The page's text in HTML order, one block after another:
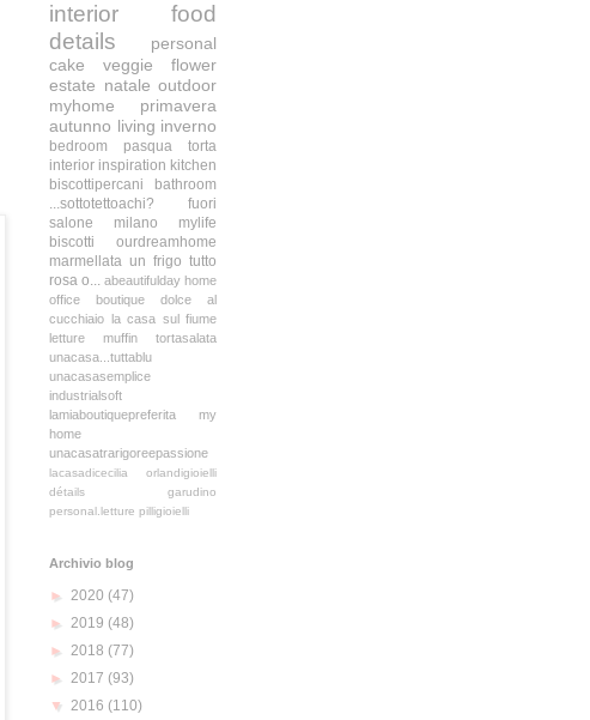
interior
food
details
personal
cake
veggie
flower
estate natale outdoor
myhome
primavera
autunno living inverno
bedroom pasqua
torta
interior inspiration kitchen
biscottipercani
bathroom
...sottotettoachi?
fuori
salone milano
mylife
biscotti
ourdreamhome
marmellata un frigo tutto
rosa o... abeautifulday home
office
boutique
dolce al
cucchiaio la casa sul fiume
letture
muffin
tortasalata
unacasa...tuttablu
unacasasemplice
industrialsoft
lamiaboutiquepreferita
my
home
unacasatrarigoreepassione
lacasadicecilia
orlandigioielli
détails
garudino
personal.letture pilligioielli
Archivio blog
► 2020 (47)
► 2019 (48)
► 2018 (77)
► 2017 (93)
▼ 2016 (110)